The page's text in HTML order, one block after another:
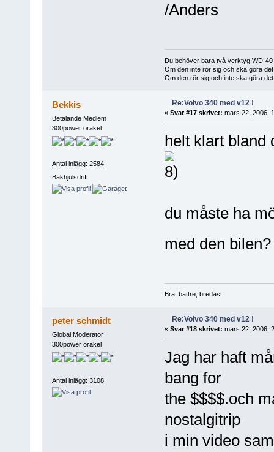
/Anders
Du behöver bara två verktyg WD-
Om den inte rör sig och ska göra
Om den rör sig och inte ska göra
Bekkis
Betalande Medlem
300power orakel
Antal inlägg: 2584
Bakhjulsdrift
Re:Volvo 340 med v12 !
« Svar #17 skrivet: mars 22, 2006,
helt klart bland
du måste ha
med den
Bra, bättre, bredast
peter schmidt
Global Moderator
300power orakel
Antal inlägg: 3108
Re:Volvo 340 med v12 !
« Svar #18 skrivet: mars 22, 2006,
Jag har haft
bang for
the $$$$.och
nostalgitrip
i min video